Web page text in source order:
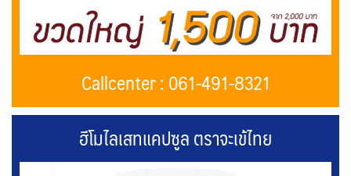
Callcenter : 061-491-8321
ฮีโมไลเสทแคปซูล ตราจะเข้ไทย